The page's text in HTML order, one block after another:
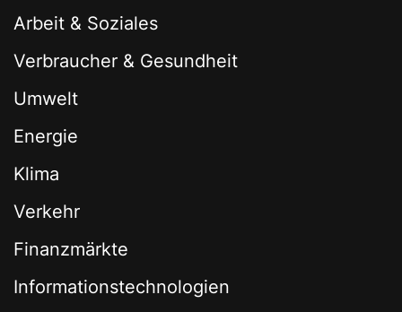
Arbeit & Soziales
Verbraucher & Gesundheit
Umwelt
Energie
Klima
Verkehr
Finanzmärkte
Informationstechnologien